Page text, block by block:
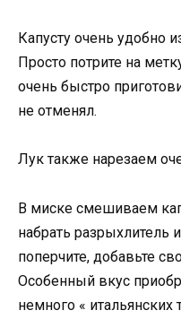
Капусту очень удобно
Просто потрите на
очень быстро
не отменял.
Лук также нарезаем
В миске смешиваем
набрать разрыхлитель
поперчите, добавьте
Особенный вкус
немного « итальянских